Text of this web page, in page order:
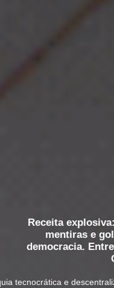
Receita
mentiras e
democracia.
tecnocrática e